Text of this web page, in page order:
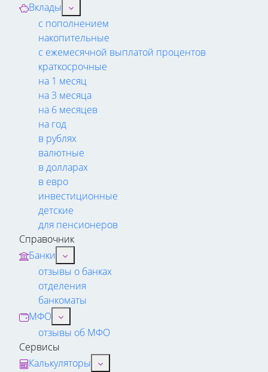
Вклады
с пополнением
накопительные
с ежемесячной выплатой процентов
краткосрочные
на 1 месяц
на 3 месяца
на 6 месяцев
на год
в рублях
валютные
в долларах
в евро
инвестиционные
детские
для пенсионеров
Справочник
Банки
отзывы о банках
отделения
банкоматы
МФО
отзывы об МФО
Сервисы
Калькуляторы